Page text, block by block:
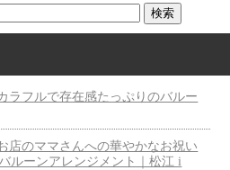
ラフルで存在感たっぷりのバルー
店のママさんへの華やかなお祝い
ルーンアレンジメント｜松江 i